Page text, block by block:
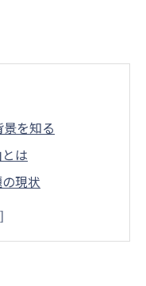
を知る
は
現状
脆弱性